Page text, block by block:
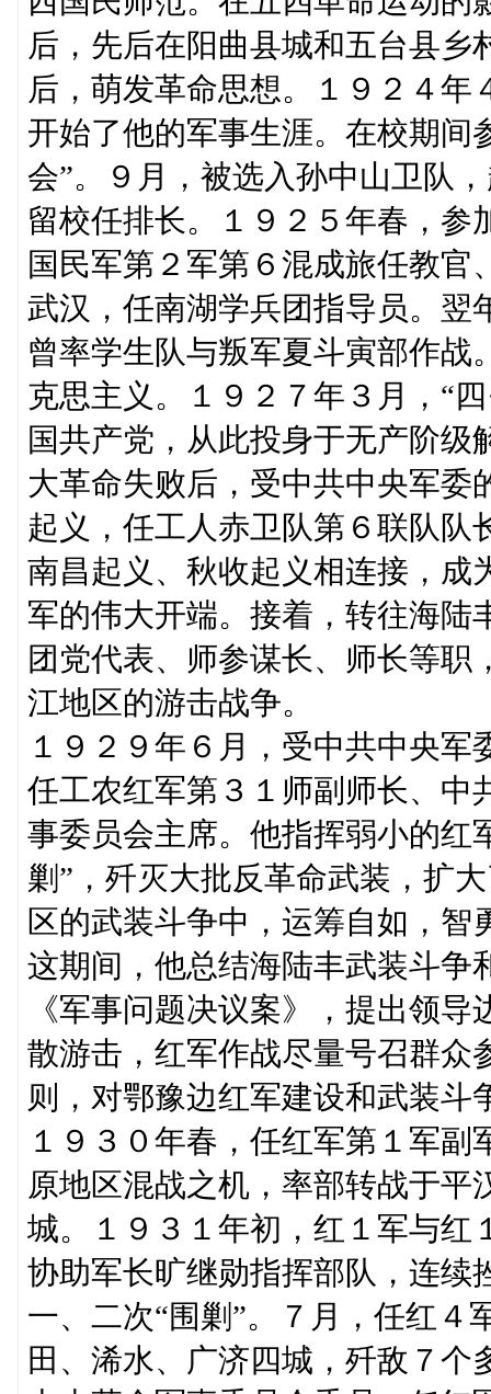
后，先后在阳曲县城和五台县
后，萌发革命思想。１９２４
开始了他的军事生涯。在校期间
会”。９月，被选入孙中山卫队
留校任排长。１９２５年春，参
国民军第２军第６混成旅任教
武汉，任南湖学兵团指导员。翌
曾率学生队与叛军夏斗寅部作战
克思主义。１９２７年３月，“
国共产党，从此投身于无产阶级
大革命失败后，受中共中央军委
起义，任工人赤卫队第６联队队
南昌起义、秋收起义相连接，成
军的伟大开端。接着，转往海陆
团党代表、师参谋长、师长等
江地区的游击战争。
１９２９年６月，受中共中央
任工农红军第３１师副师长、中
事委员会主席。他指挥弱小的红
剿”，歼灭大批反革命武装，扩
区的武装斗争中，运筹自如，
这期间，他总结海陆丰武装斗争
《军事问题决议案》，提出领
散游击，红军作战尽量号召群众
则，对鄂豫边红军建设和武装斗
１９３０年春，任红军第１军
原地区混战之机，率部转战于平
城。１９３１年初，红１军与红
协助军长旷继勋指挥部队，连续
一、二次“围剿”。７月，任红４
田、浠水、广济四城，歼敌７